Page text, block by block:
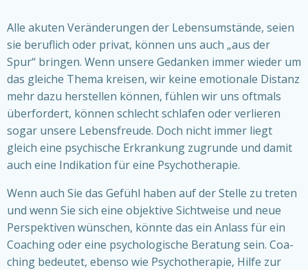
Alle aku­ten Ver­än­de­run­gen der Lebens­um­stän­de, sei­en
sie beruf­lich oder pri­vat, kön­nen uns auch „aus der
Spur“ brin­gen. Wenn unse­re Gedan­ken immer wie­der um
das glei­che The­ma krei­sen, wir kei­ne emo­tio­na­le Distanz
mehr dazu her­stel­len kön­nen, füh­len wir uns oft­mals
über­for­dert, kön­nen schlecht schla­fen oder ver­lie­ren
sogar unse­re Lebens­freu­de. Doch nicht immer liegt
gleich eine psy­chi­sche Erkran­kung zugrun­de und damit
auch eine Indi­ka­ti­on für eine Psy­cho­the­ra­pie.
Wenn auch Sie das Gefühl haben auf der Stel­le zu tre­ten
und wenn Sie sich eine objek­ti­ve Sicht­wei­se und neue
Per­spek­ti­ven wün­schen, könn­te das ein Anlass für ein
Coa­ching oder eine psy­cho­lo­gi­sche Bera­tung sein. Coa­
ching bedeu­tet, eben­so wie Psy­cho­the­ra­pie, Hil­fe zur